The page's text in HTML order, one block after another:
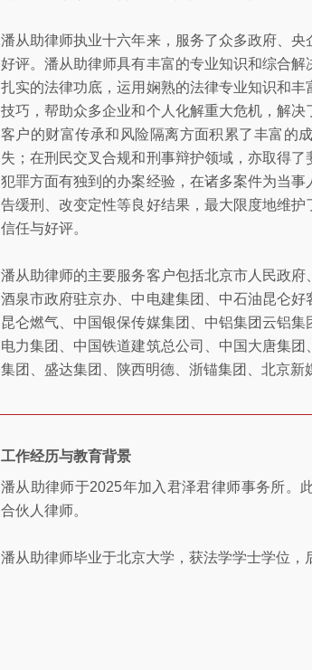
潘从助律师执业十六年来，服务了众多政府、
好评。潘从助律师具有丰富的专业知识和综合
扎实的法律功底，运用娴熟的法律专业知识和
技巧，帮助众多企业和个人化解重大危机，解
客户的财富传承和风险隔离方面积累了丰富的
失；在刑民交叉合规和刑事辩护领域，亦取得
犯罪方面有独到的办案经验，在诸多案件为当
告缓刑、改变定性等良好结果，最大限度地维
信任与好评。
潘从助律师的主要服务客户包括北京市人民政府
酒泉市政府驻京办、中电建集团、中石油昆仑
昆仑燃气、中国银保传媒集团、中铝集团云铝
电力集团、中国铁道建筑总公司、中国大唐集
集团、盛达集团、陕西明德、浙锚集团、北京新
工作经历与教育背景
潘从助律师于2025年加入君泽君律师事务所。
合伙人律师。
潘从助律师毕业于北京大学，获法学学士学位，